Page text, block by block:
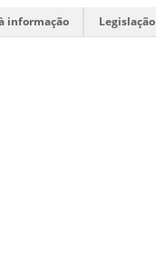
informação Legislação